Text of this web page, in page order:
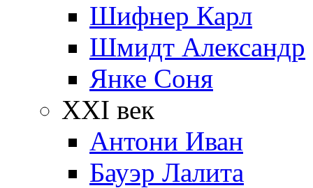
Шифнер Карл
Шмидт Александр
Янке Соня
XXI век
Антони Иван
Бауэр Лалита